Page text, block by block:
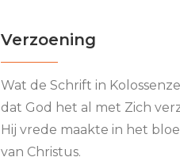
Verzoening
Wat de Schrift in
dat God het al met Zich
Hij vrede maakte in het
van Christus.